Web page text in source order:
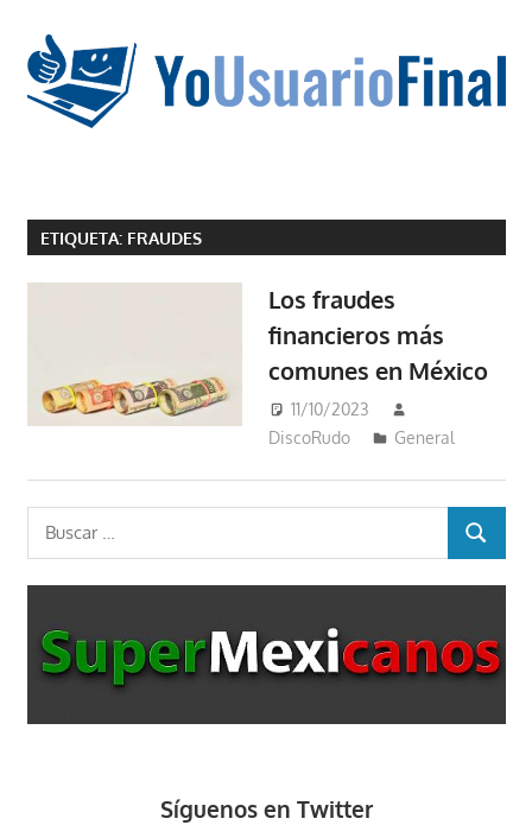
contenido
no
chino
ETIQUETA: FRAUDES
Los fraudes
financieros más
comunes en México
11/10/2023
DiscoRudo
General
Buscar:
BUSCAR
Síguenos en Twitter